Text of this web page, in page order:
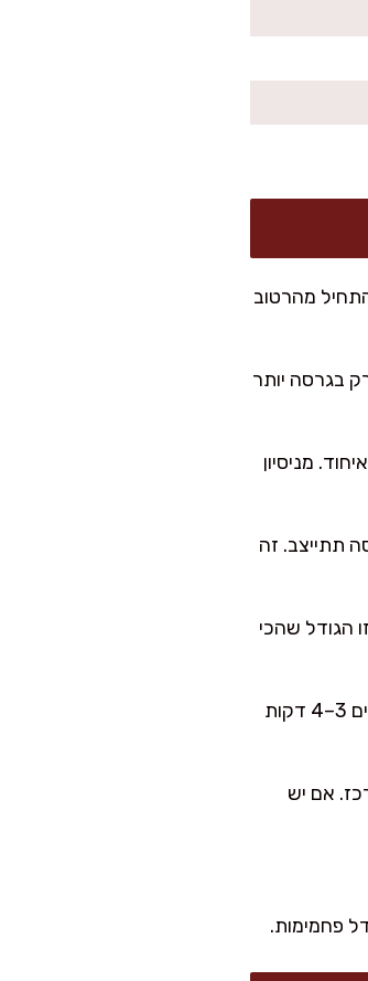
מהרטוב
בגרסה יותר
מניסיון
מחכים 2–3 דקות כדי שהמסה תתייצב. זה
אצלי בבית זו הגודל שהכי
מחממים מחבת רחבה על אש בינונית-גבוהה עם שמן. מניחים את הקציצות בלי לצופף. צורבים 3–4 דקות
במרכז. אם יש
פחמימות.